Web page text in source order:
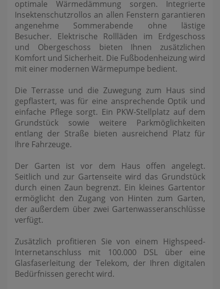
optimale Wärmedämmung sorgen. Integrierte
Insektenschutzrollos an allen Fenstern garantieren
angenehme Sommerabende ohne lästige
Besucher. Elektrische Rollläden im Erdgeschoss
und Obergeschoss bieten Ihnen zusätzlichen
Komfort und Sicherheit. Die Fußbodenheizung wird
mit einer modernen Wärmepumpe bedient.
Die Terrasse und die Zuwegung zum Haus sind
gepflastert, was für eine ansprechende Optik und
einfache Pflege sorgt. Ein PKW-Stellplatz auf dem
Grundstück sowie weitere Parkmöglichkeiten
entlang der Straße bieten ausreichend Platz für
Ihre Fahrzeuge.
Der Garten ist vor dem Haus offen angelegt.
Seitlich und zur Gartenseite wird das Grundstück
durch einen Zaun begrenzt. Ein kleines Gartentor
ermöglicht den Zugang von Hinten zum Garten,
der außerdem über zwei Gartenwasseranschlüsse
verfügt.
Zusätzlich profitieren Sie von einem Highspeed-
Internetanschluss mit 100.000 DSL über eine
Glasfaserleitung der Telekom, der Ihren digitalen
Bedürfnissen gerecht wird.